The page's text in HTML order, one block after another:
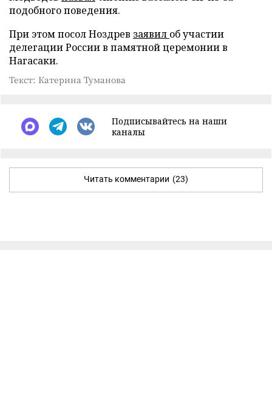
подобного поведения.
При этом посол Ноздрев заявил об участии
делегации России в памятной церемонии в
Нагасаки.
Текст: Катерина Туманова
Подписывайтесь на наши
каналы
Читать комментарии (23)